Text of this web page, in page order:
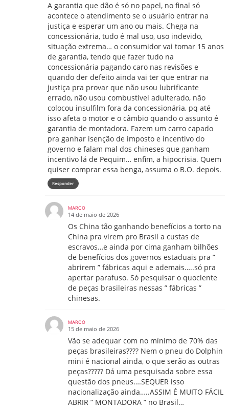
A garantia que dão é só no papel, no final só
acontece o atendimento se o usuário entrar na
justiça e esperar um ano ou mais. Chega na
concessionária, tudo é mal uso, uso indevido,
situação extrema… o consumidor vai tomar 15 anos
de garantia, tendo que fazer tudo na
concessionária pagando caro nas revisões e
quando der defeito ainda vai ter que entrar na
justiça pra provar que não usou lubrificante
errado, não usou combustível adulterado, não
colocou insulfilm fora da concessionária, pq até
isso afeta o motor e o câmbio quando o assunto é
garantia de montadora. Fazem um carro capado
pra ganhar isenção de imposto e incentivo do
governo e falam mal dos chineses que ganham
incentivo lá de Pequim… enfim, a hipocrisia. Quem
quiser comprar essa benga, assuma o B.O. depois.
Responder
MARCO
14 de maio de 2026
Os China tão ganhando benefícios a torto na
China pra virem pro Brasil a custas de
escravos…e ainda por cima ganham bilhões
de benefícios dos governos estaduais pra ”
abrirem ” fábricas aqui e ademais…..só pra
apertar parafuso. Só pesquisar o quociente
de peças brasileiras nessas ” fábricas ”
chinesas.
MARCO
15 de maio de 2026
Vão se adequar com no mínimo de 70% das
peças brasileiras???? Nem o pneu do Dolphin
mini é nacional ainda, o que serão as outras
peças????? Dá uma pesquisada sobre essa
questão dos pneus….SEQUER isso
nacionalização ainda…..ASSIM É MUITO FÁCIL
ABRIR ” MONTADORA ” no Brasil…